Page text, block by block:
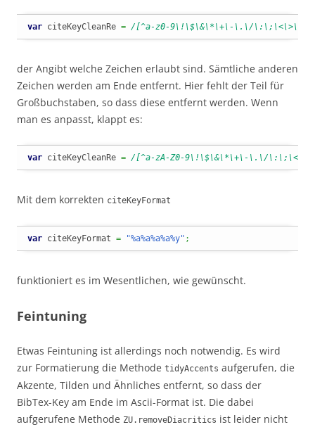
var citeKeyCleanRe = /[^a-z0-9\!\$\&\*\+\-\.\/
der Angibt welche Zeichen erlaubt sind. Sämtliche anderen
Zeichen werden am Ende entfernt. Hier fehlt der Teil für
Großbuchstaben, so dass diese entfernt werden. Wenn
man es anpasst, klappt es:
var citeKeyCleanRe = /[^a-zA-Z0-9\!\$\&\*\+\-\.\/
Mit dem korrekten citeKeyFormat
var citeKeyFormat = "%a%a%a%a%y" ;
funktioniert es im Wesentlichen, wie gewünscht.
Feintuning
Etwas Feintuning ist allerdings noch notwendig. Es wird
zur Formatierung die Methode tidyAccents aufgerufen, die
Akzente, Tilden und Ähnliches entfernt, so dass der
BibTex-Key am Ende im Ascii-Format ist. Die dabei
aufgerufene Methode ZU.removeDiacritics ist leider nicht